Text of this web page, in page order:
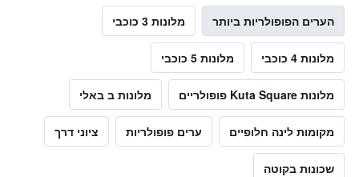
הערים הפופולריות ביותר מלונות 3 כוכבי
מלונות 4 כוכבי מלונות 5 כוכבי
מלונות Kuta Square פופולריים מלונות ב באלי
מקומות לינה חלופיים ערים פופולריות ציוני דרך
שכונות בקוטה